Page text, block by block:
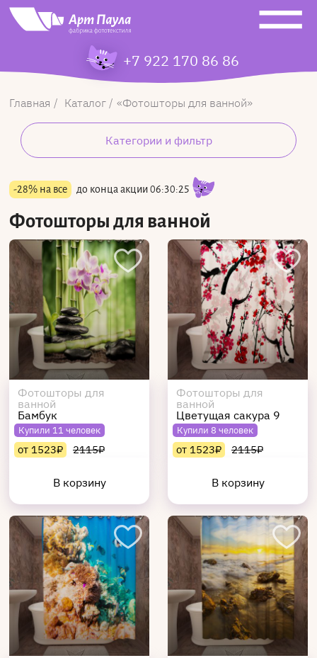
+7 922 170 86 86
Главная Каталог Фотошторы для ванной
Категории и фильтр
-28% на все до конца акции06:30:24
Фотошторы для ванной
Фотошторы для
ванной
Бамбук
Купили 11 человек
от 1523₽ 2115₽
В корзину
Фотошторы для
ванной
Цветущая сакура 9
Купили 8 человек
от 1523₽ 2115₽
В корзину